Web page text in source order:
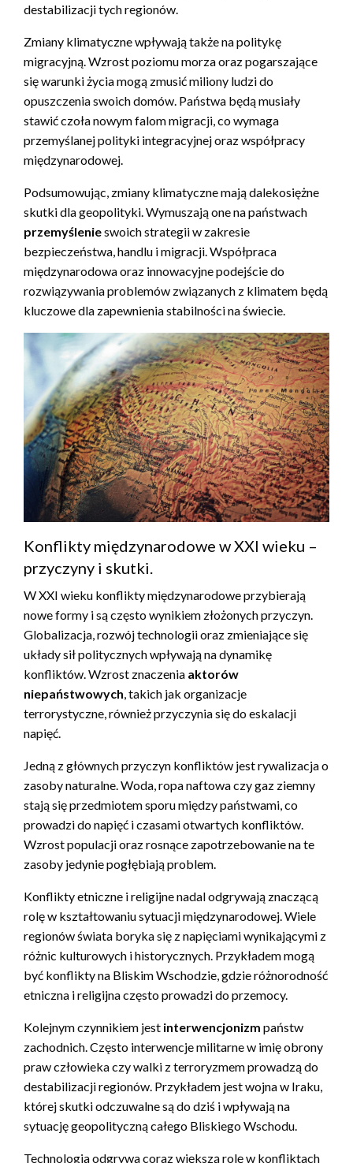
destabilizacji tych regionów.
Zmiany klimatyczne wpływają także na politykę
migracyjną. Wzrost poziomu morza oraz pogarszające
się warunki życia mogą zmusić miliony ludzi do
opuszczenia swoich domów. Państwa będą musiały
stawić czoła nowym falom migracji, co wymaga
przemyślanej polityki integracyjnej oraz współpracy
międzynarodowej.
Podsumowując, zmiany klimatyczne mają dalekosiężne
skutki dla geopolityki. Wymuszają one na państwach
przemyślenieswoich strategii w zakresie
bezpieczeństwa, handlu i migracji. Współpraca
międzynarodowa oraz innowacyjne podejście do
rozwiązywania problemów związanych z klimatem będą
kluczowe dla zapewnienia stabilności na świecie.
Konflikty międzynarodowe w XXI wieku –
przyczyny i skutki.
W XXI wieku konflikty międzynarodowe przybierają
nowe formy i są często wynikiem złożonych przyczyn.
Globalizacja, rozwój technologii oraz zmieniające się
układy sił politycznych wpływają na dynamikę
konfliktów. Wzrost znaczenia aktorów
niepaństwowych, takich jak organizacje
terrorystyczne, również przyczynia się do eskalacji
napięć.
Jedną z głównych przyczyn konfliktów jest rywalizacja o
zasoby naturalne. Woda, ropa naftowa czy gaz ziemny
stają się przedmiotem sporu między państwami, co
prowadzi do napięć i czasami otwartych konfliktów.
Wzrost populacji oraz rosnące zapotrzebowanie na te
zasoby jedynie pogłębiają problem.
Konflikty etniczne i religijne nadal odgrywają znaczącą
rolę w kształtowaniu sytuacji międzynarodowej. Wiele
regionów świata boryka się z napięciami wynikającymi z
różnic kulturowych i historycznych. Przykładem mogą
być konflikty na Bliskim Wschodzie, gdzie różnorodność
etniczna i religijna często prowadzi do przemocy.
Kolejnym czynnikiem jest interwencjonizm państw
zachodnich. Często interwencje militarne w imię obrony
praw człowieka czy walki z terroryzmem prowadzą do
destabilizacji regionów. Przykładem jest wojna w Iraku,
której skutki odczuwalne są do dziś i wpływają na
sytuację geopolityczną całego Bliskiego Wschodu.
Technologia odgrywa coraz większą rolę w konfliktach